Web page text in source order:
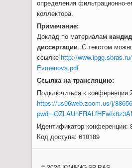
определения фильтрационно-
коллектора.
Примечание:
Доклад по материалам
диссертации. С текстом
ссылке http://
Evmenova.pdf
Ссылка на трансляцию:
Подключиться к конференции
https://us06web.zoom.us/j/
Идентификатор конференции:
Код доступа: 610189